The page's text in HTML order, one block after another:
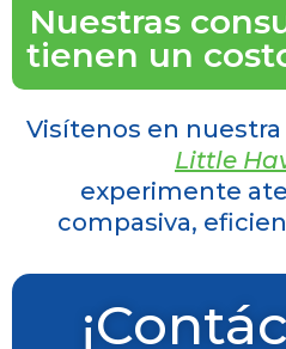
Nuestras
tienen un
Visítenos en
Little
experimente
compasiva,